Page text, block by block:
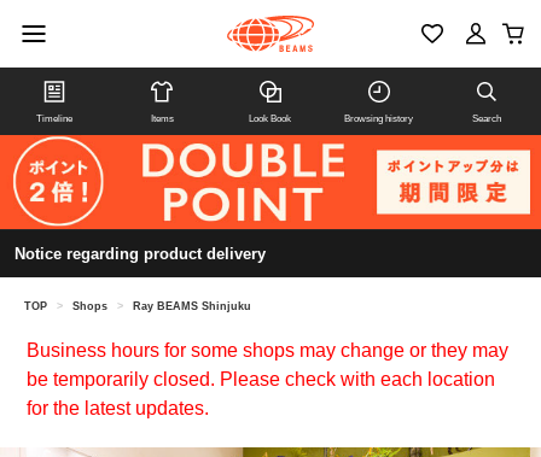
Timeline Items Look Book Browsing history Search
Notice regarding product delivery
TOP > Shops > Ray BEAMS Shinjuku
Business hours for some shops may change or they may
be temporarily closed. Please check with each location
for the latest updates.